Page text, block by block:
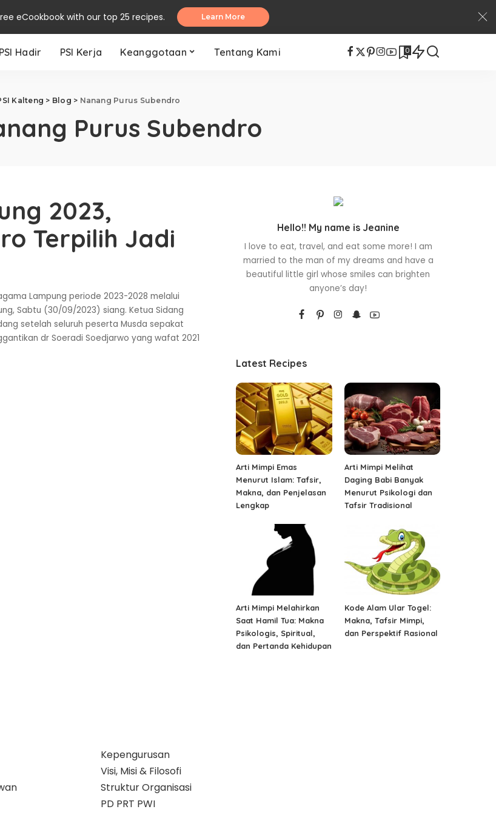
eCookbook with our top 25 recipes. Learn More
PSI Hadir PSI Kerja Keanggotaan Tentang Kami 0
Kalteng > Blog > Nanang Purus Subendro
Purus Subendro
2023,
Terpilih Jadi
Lampung periode 2023-2028 melalui
Sabtu (30/09/2023) siang. Ketua Sidang
setelah seluruh peserta Musda sepakat
dr Soeradi Soedjarwo yang wafat 2021
Hello!! My name is Jeanine
I love to eat, travel, and eat some more! I am
married to the man of my dreams and have a
beautiful little girl whose smiles can brighten
anyone’s day!
Latest Recipes
Arti Mimpi Emas
Menurut Islam: Tafsir,
Makna, dan Penjelasan
Lengkap
Arti Mimpi Melihat
Daging Babi Banyak
Menurut Psikologi dan
Tafsir Tradisional
Arti Mimpi Melahirkan
Saat Hamil Tua: Makna
Psikologis, Spiritual,
dan Pertanda Kehidupan
Kode Alam Ular Togel:
Makna, Tafsir Mimpi,
dan Perspektif Rasional
Kepengurusan
Visi, Misi & Filosofi
Struktur Organisasi
PD PRT PWI